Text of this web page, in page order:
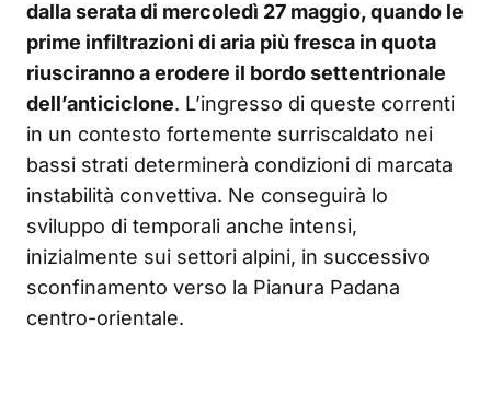
dalla serata di mercoledì 27 maggio, quando le
prime infiltrazioni di aria più fresca in quota
riusciranno a erodere il bordo settentrionale
dell’anticiclone. L’ingresso di queste correnti
in un contesto fortemente surriscaldato nei
bassi strati determinerà condizioni di marcata
instabilità convettiva. Ne conseguirà lo
sviluppo di temporali anche intensi,
inizialmente sui settori alpini, in successivo
sconfinamento verso la Pianura Padana
centro-orientale.